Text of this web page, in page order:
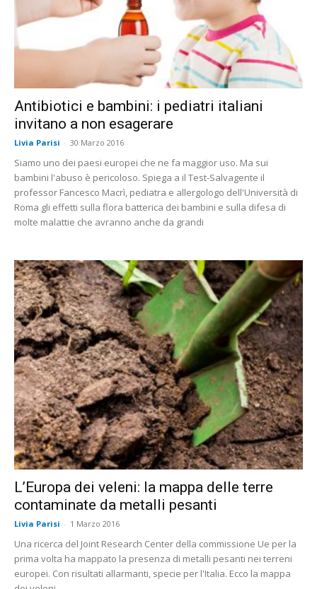
Antibiotici e bambini: i pediatri italiani
invitano a non esagerare
Livia Parisi - 30 Marzo 2016
Siamo uno dei paesi europei che ne fa maggior uso. Ma sui
bambini l'abuso è pericoloso. Spiega a il Test-Salvagente il
professor Fancesco Macrì, pediatra e allergologo dell'Università di
Roma gli effetti sulla flora batterica dei bambini e sulla difesa di
molte malattie che avranno anche da grandi
L’Europa dei veleni: la mappa delle terre
contaminate da metalli pesanti
Livia Parisi - 1 Marzo 2016
Una ricerca del Joint Research Center della commissione Ue per la
prima volta ha mappato la presenza di metalli pesanti nei terreni
europei. Con risultati allarmanti, specie per l'Italia. Ecco la mappa